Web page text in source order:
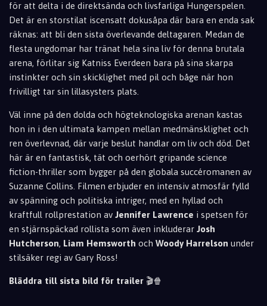
för att delta i de direktsända och livsfarliga Hungerspelen.
Det är en storstilat iscensatt dokusåpa där bara en enda sak
räknas: att bli den sista överlevande deltagaren. Medan de
flesta ungdomar har tränat hela sina liv för denna brutala
arena, förlitar sig Katniss Everdeen bara på sina skarpa
instinkter och sin skicklighet med pil och båge när hon
frivilligt tar sin lillasysters plats.
Väl inne på den dolda och högteknologiska arenan kastas
hon in i den ultimata kampen mellan medmänsklighet och
ren överlevnad, där varje beslut handlar om liv och död. Det
här är en fantastisk, tät och oerhört gripande science
fiction-thriller som bygger på den globala succéromanen av
Suzanne Collins. Filmen erbjuder en intensiv atmosfär fylld
av spänning och politiska intriger, med en hyllad och
kraftfull rollprestation av Jennifer Lawrence i spetsen för
en stjärnspäckad rollista som även inkluderar Josh
Hutcherson, Liam Hemsworth och Woody Harrelson under
stilsäker regi av Gary Ross!
Bläddra till sista bild för trailer 🎬🍿